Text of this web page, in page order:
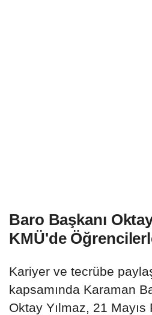
Baro Başkanı
KMÜ'de
Kariyer ve tecrübe
kapsamında Karaman
Oktay Yılmaz, 21